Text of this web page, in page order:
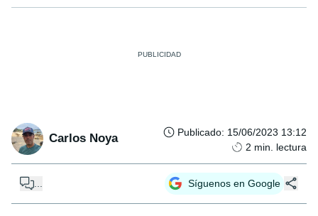
Carlos Noya Publicado: 15/06/2023 13:12
2 min. lectura
Síguenos en Google